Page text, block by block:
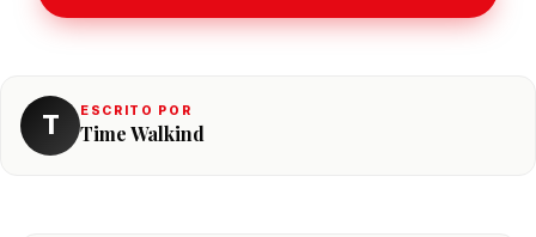
T ESCRITO POR
Time Walkind